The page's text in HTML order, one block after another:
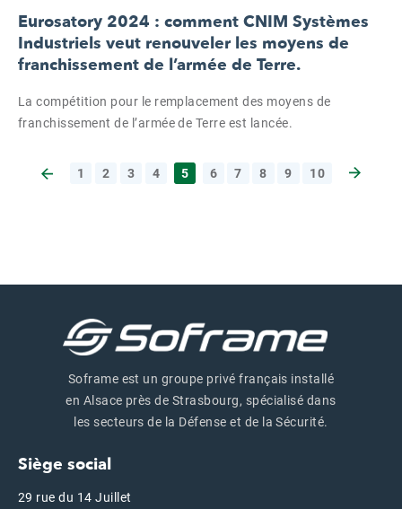
Eurosatory 2024 : comment CNIM Systèmes
Industriels veut renouveler les moyens de
franchissement de l’armée de Terre.
La compétition pour le remplacement des moyens de
franchissement de l’armée de Terre est lancée.
1 2 3 4 5 6 7 8 9 10 Page
Soframe est un groupe privé français installé
en Alsace près de Strasbourg, spécialisé dans
les secteurs de la Défense et de la Sécurité.
Siège social
29 rue du 14 Juillet